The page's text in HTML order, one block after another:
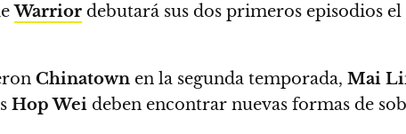
Warrior debutará sus dos primeros episodios
Chinatown en la segunda temporada, Mai
Hop Wei deben encontrar nuevas formas de